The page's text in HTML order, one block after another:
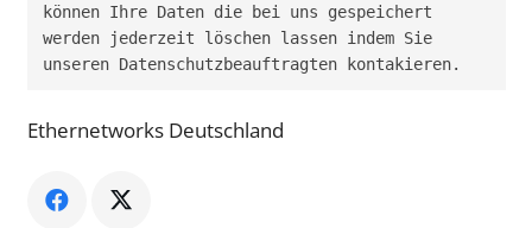
können Ihre Daten die bei uns gespeichert
werden jederzeit löschen lassen indem Sie
unseren Datenschutzbeauftragten kontakieren.
Ethernetworks Deutschland